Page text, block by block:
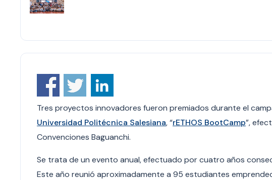
Tres proyectos innovadores fueron premiados durante el
Universidad Politécnica Salesiana, “rETHOS BootCamp”,
Convenciones Baguanchi.
Se trata de un evento anual, efectuado por cuatro años
Este año reunió aproximadamente a 95 estudiantes